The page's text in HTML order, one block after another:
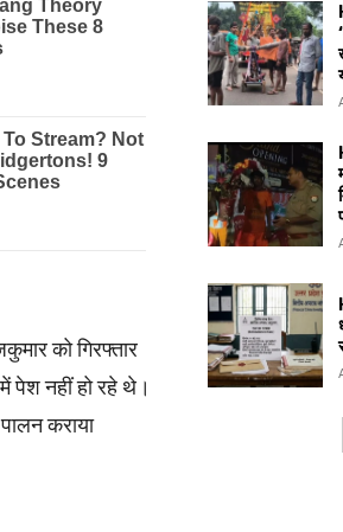
को गिरफ्तार
पेश नहीं हो रहे थे।
कराया